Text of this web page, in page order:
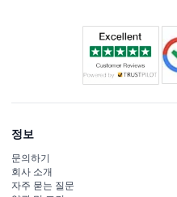
정보
문의하기
회사 소개
자주 묻는 질문